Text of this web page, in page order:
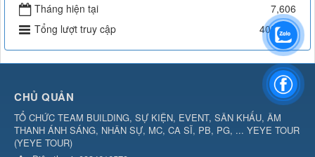
Tháng hiện tại
7,606
Tổng lượt truy cập
403,691
CHỦ QUẢN
TỔ CHỨC TEAM BUILDING, SỰ KIỆN, EVENT, SÂN KHẤU, ÂM
THANH ÁNH SÁNG, NHÂN SỰ, MC, CA SĨ, PB, PG, ... YEYE TOUR
(YEYE TOUR)